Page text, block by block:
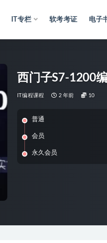
IT专栏 软考考证 电子
西门子S7-1200
IT编程课程 2 年前 10
普通
会员
永久会员